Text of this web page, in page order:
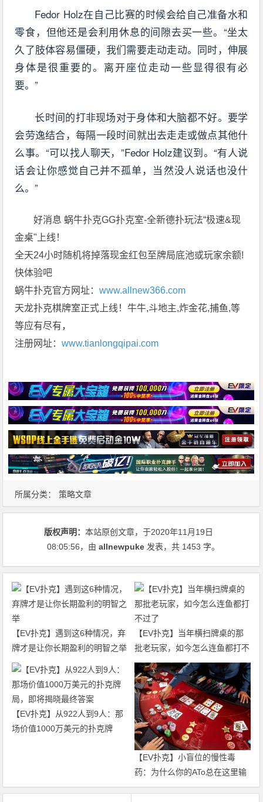
Fedor Holz在自己比赛的时候会给自己准备水和
零食，但他还是会利用休息的间隙去买一些。“坐太
久了肢体容易僵硬，我们需要走动走动。同时，伸展
身体是很重要的。离开座位走动一些显得很有必
要。”
长时间的打非现场对于身体和大脑都不好。要学
会劳逸结合，每隔一段时间就出去走走或做点其他什
么事。“可以找人聊天，”Fedor Holz建议到。“有人说
话会让你感觉自己并不孤单，当然没人说话也没什
么。”
好消息 蜗牛扑克GG扑克室-全新德扑玩法“极速&现
金桌"上线！
全天24小时随机将掉落现金红包至牌局底池或玩家余额!
快体验吧
蜗牛扑克官方网址：www.allnew366.com
天龙扑克棋牌室正式上线！牛牛,斗地主,炸金花,捕鱼,等
等应有尽有，
注册网址：www.tianlongqipai.com
所属分类： 策略文章
版权声明：本站原创文章，于2020年11月19日
08:05:56，由allnewpuke 发表，共 1453 字。
【EV扑克】遇到这6种情况，弃
牌才是让你长期盈利的明智之举
【EV扑克】当年横扫牌桌的那
批老玩家，如今怎么连鱼都打不
过了
【EV扑克】从922人到9人：那
场价值1000万美元的扑克牌
【EV扑克】小盲位的慢性毒
药：为什么你的ATo总在这里输
钱？